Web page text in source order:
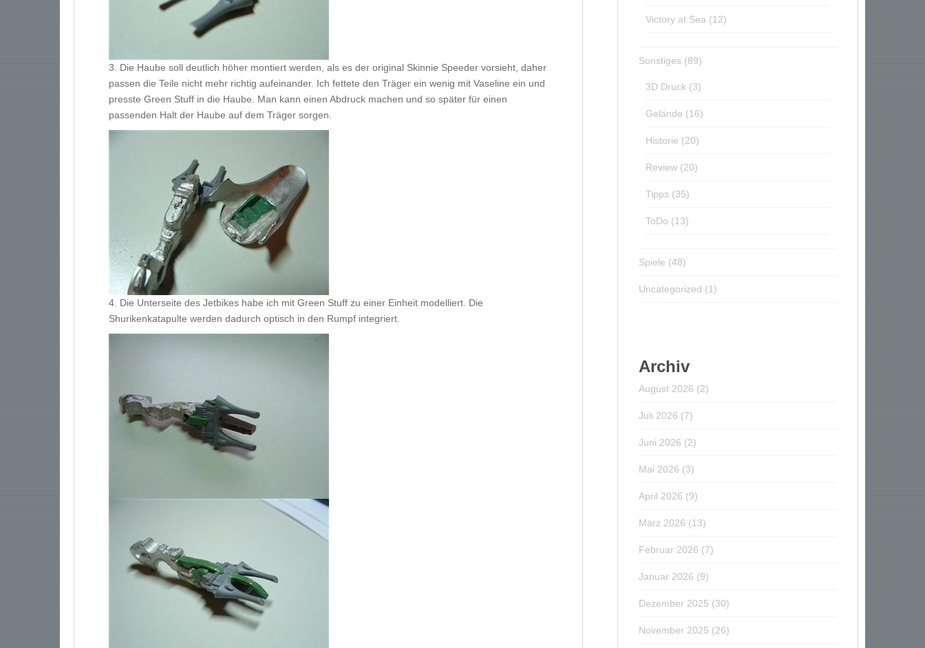
3. Die Haube soll deutlich höher montiert werden, als es der original Skinnie Speeder vorsieht, daher
passen die Teile nicht mehr richtig aufeinander. Ich fettete den Träger ein wenig mit Vaseline ein und
presste Green Stuff in die Haube. Man kann einen Abdruck machen und so später für einen
passenden Halt der Haube auf dem Träger sorgen.
4. Die Unterseite des Jetbikes habe ich mit Green Stuff zu einer Einheit modelliert. Die
Shurikenkatapulte werden dadurch optisch in den Rumpf integriert.
Victory at Sea (12)
Sonstiges (89)
3D Druck (3)
Gelände (16)
Historie (20)
Review (20)
Tipps (35)
ToDo (13)
Spiele (48)
Uncategorized (1)
Archiv
August 2026 (2)
Juli 2026 (7)
Juni 2026 (2)
Mai 2026 (3)
April 2026 (9)
März 2026 (13)
Februar 2026 (7)
Januar 2026 (9)
Dezember 2025 (30)
November 2025 (26)